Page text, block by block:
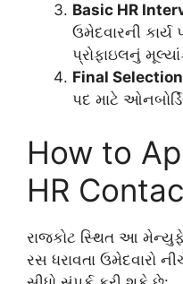
Basic HR
ઉમેદવારની
પ્રોફાઇલનું
Final
પદ માટે
How to
HR
રાજકોટ સ્થિત આ
રસ ધરાવતા ઉમેદવારો